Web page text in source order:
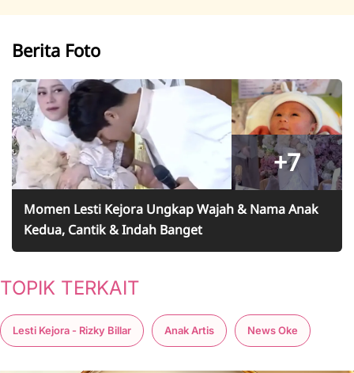
Berita Foto
+7
Momen Lesti Kejora Ungkap Wajah & Nama Anak
Kedua, Cantik & Indah Banget
TOPIK TERKAIT
Lesti Kejora - Rizky Billar Anak Artis News Oke